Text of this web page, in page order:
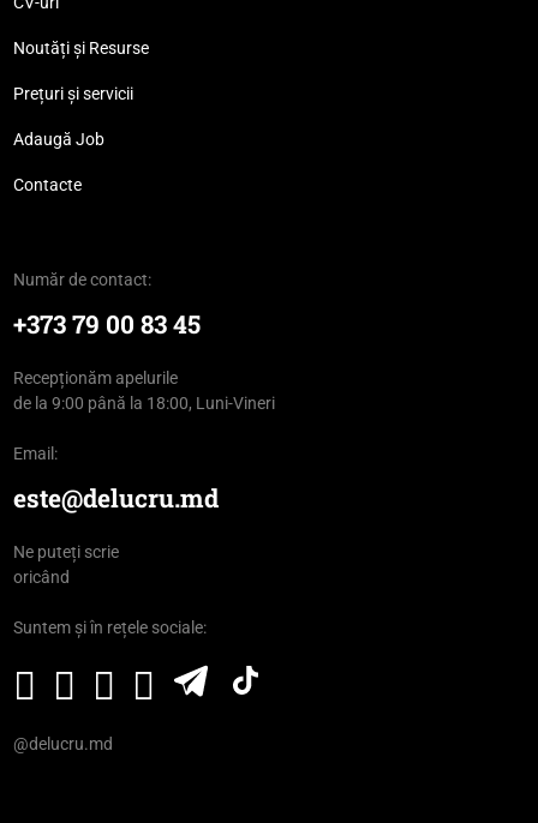
Noutăți și Resurse
Prețuri și servicii
Adaugă Job
Contacte
Număr de contact:
+373 79 00 83 45
Recepționăm apelurile
de la 9:00 până la 18:00, Luni-Vineri
Email:
este@delucru.md
Ne puteți scrie
oricând
Suntem și în rețele sociale:
@delucru.md